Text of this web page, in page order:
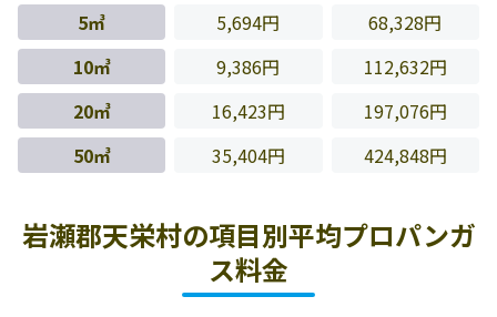
5㎥
5,694円
68,328円
10㎥
9,386円
112,632円
20㎥
16,423円
197,076円
50㎥
35,404円 424,848円
岩瀬郡天栄村の項目別平均プロパンガ
ス料金